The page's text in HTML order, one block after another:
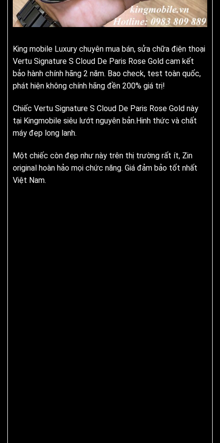
King mobile Luxury chuyên mua bán, sửa chữa điện thoại
Vertu Signature S Cloud De Paris Rose Gold cam kết
bảo hành chính hãng 2 năm. Bao check, test toàn quốc,
phát hiện không chính hãng đền 200% giá trị!
Chiếc Vertu Signature S Cloud De Paris Rose Gold này
tại Kingmobile siêu lướt nguyên bản.Hinh thức và chất
máy đẹp long lanh.
Một chiếc còn đẹp như này trên thị trường rất ít, Zin
original hoàn hảo mọi chức năng. Giá đảm bảo tốt nhất
Việt Nam.